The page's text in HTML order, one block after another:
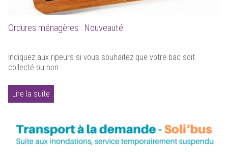
Ordures ménagères : Nouveauté
Indiquez aux ripeurs si vous souhaitez que votre bac soit
collecté ou non
Lire la suite